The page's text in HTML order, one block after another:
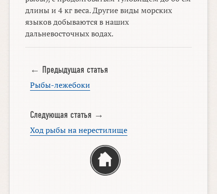
длины и 4 кг веса. Другие виды морских
языков добываются в наших
дальневосточных водах.
← Предыдущая статья
Рыбы-лежебоки
Следующая статья →
Ход рыбы на нерестилище